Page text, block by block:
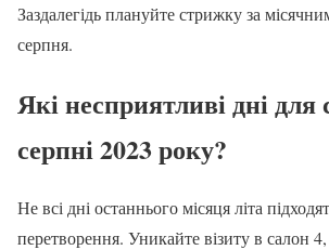
Заздалегідь плануйте стрижку за
серпня.
Які несприятливі дні
серпні 2023 року?
Не всі дні останнього місяця літа
перетворення. Уникайте візиту в салон